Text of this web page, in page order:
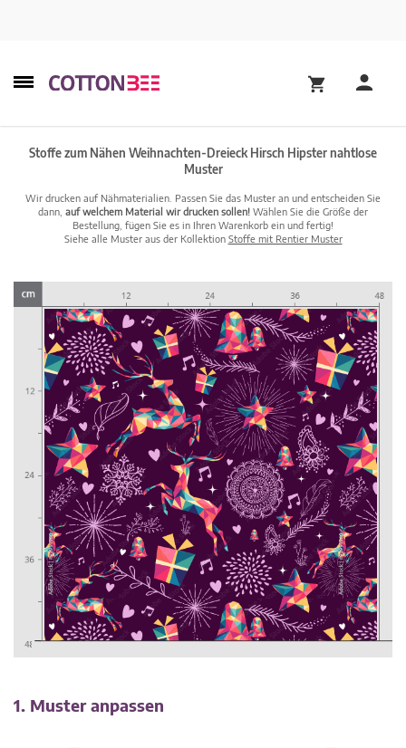
Stoffe zum Nähen Weihnachten-Dreieck Hirsch Hipster nahtlose
Muster
Wir drucken auf Nähmaterialien. Passen Sie das Muster an und entscheiden Sie
dann, auf welchem Material wir drucken sollen! Wählen Sie die Größe der
Bestellung, fügen Sie es in Ihren Warenkorb ein und fertig!
Siehe alle Muster aus der Kollektion Stoffe mit Rentier Muster
1. Muster anpassen